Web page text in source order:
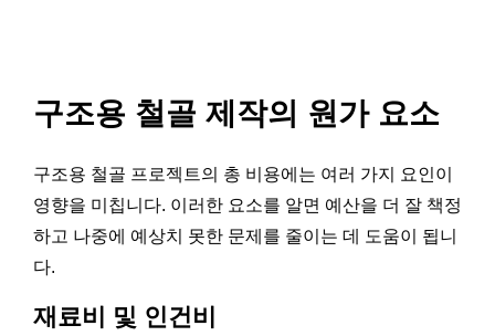
구조용 철골 제작의 원가 요소
구조용 철골 프로젝트의 총 비용에는 여러 가지 요인이
영향을 미칩니다. 이러한 요소를 알면 예산을 더 잘 책정
하고 나중에 예상치 못한 문제를 줄이는 데 도움이 됩니
다.
재료비 및 인건비